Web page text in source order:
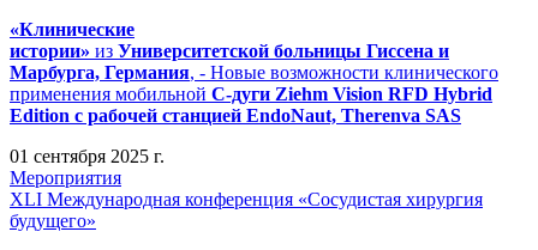
«Клинические
истории» из Университетской больницы Гиссена и
Марбурга, Германия, - Новые возможности клинического
применения мобильной С-дуги Ziehm Vision RFD Hybrid
Edition с рабочей станцией EndoNaut, Therenva SAS
01 сентября 2025 г.
Мероприятия
XLI Международная конференция «Сосудистая хирургия
будущего»